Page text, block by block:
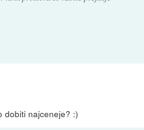
dobiti najceneje? :)